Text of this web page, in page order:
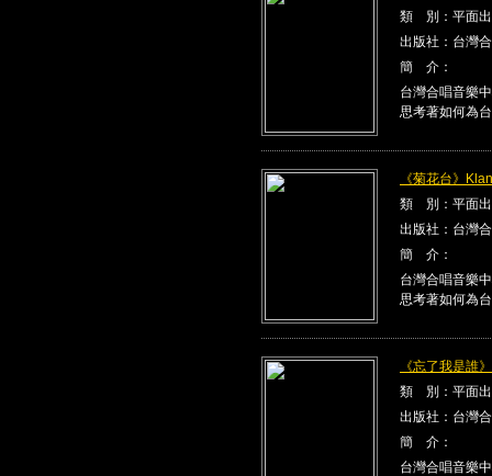
類 別：平面
出版社：台灣
簡 介：
台灣合唱音樂
思考著如何為
《菊花台》
類 別：平面
出版社：台灣
簡 介：
台灣合唱音樂
思考著如何為
《忘了我是誰
類 別：平面
出版社：台灣
簡 介：
台灣合唱音樂